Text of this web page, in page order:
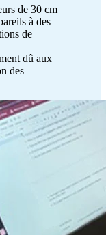
de 30 cm
à des
de
dû aux
des